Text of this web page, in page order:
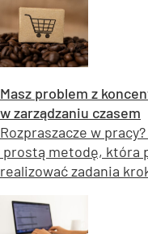
Masz problem z
w zarządzaniu czasem
Rozpraszacze w
prostą metodę, która
realizować zadania